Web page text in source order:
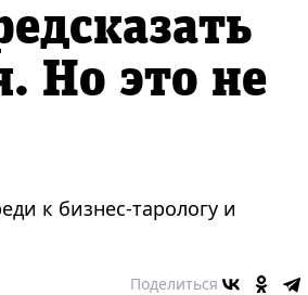
Но это не
к бизнес-тарологу и
Поделиться